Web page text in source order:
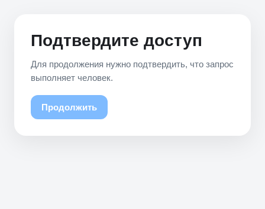
Подтвердите доступ
Для продолжения нужно подтвердить, что запрос
выполняет человек.
Продолжить